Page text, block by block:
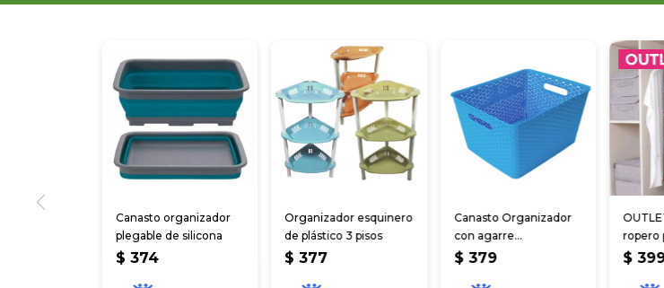
Canasto organizador
plegable de silicona
$ 374
Organizador esquinero
de plástico 3 pisos
$ 377
Canasto Organizador
con agarre
35.5x29x22cm
$ 379
ropero
$